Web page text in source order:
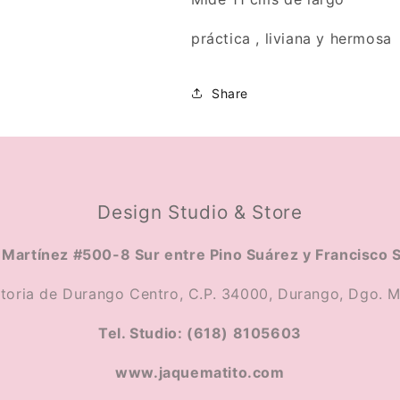
práctica , liviana y hermosa
Share
Design Studio & Store
#500-8 Sur entre Pino Suárez y Francisco
de Durango Centro, C.P. 34000, Durango, Dgo.
Tel. Studio: (618) 8105603
www.jaquematito.com